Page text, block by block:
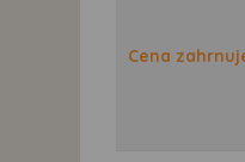
Cena